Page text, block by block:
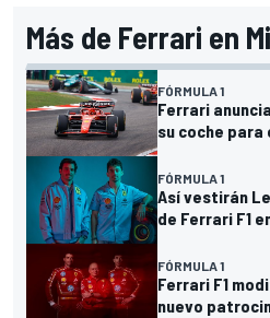
Más de Ferrari en
FÓRMULA 1
Ferrari
su coche para
FÓRMULA 1
Así vestirán
de Ferrari F1
FÓRMULA 1
Ferrari F1
nuevo